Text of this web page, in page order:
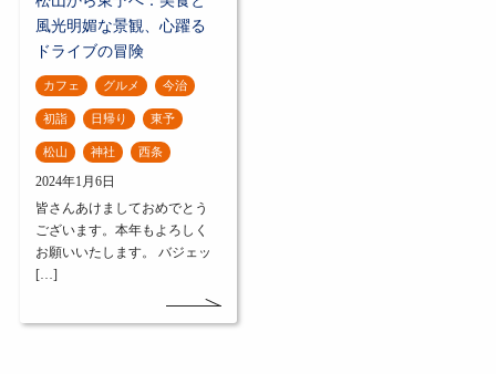
風光明媚な景観、心躍る
ドライブの冒険
カフェ グルメ 今治
初詣 日帰り 東予
松山 神社 西条
2024年1月6日
皆さんあけましておめでとう
ございます。本年もよろしく
お願いいたします。 バジェッ
[…]